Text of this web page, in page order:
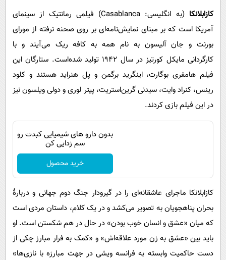
کازابلانکا (به انگلیسی: Casablanca) فیلمی رمانتیک از سینمای
آمریکا است که بر مبنای نمایش‌نامه‌ای بر روی صحنه نرفته از مورای
بورنت و جان آلیسون به نام همه به کافه ریک می‌آیند و با
کارگردانی مایکل کورتیز در سال ۱۹۴۲ تولید شده‌است. ستارگان این
فیلم هامفری بوگارت، اینگرید برگمن و پل هنراید هستند و کلود
رینس، کنراد وایت، سیدنی گرین‌استریت، پیتر لوری و دولی ویلسون نیز
در این فیلم بازی کردند.
بدون دارو های شیمیایی کبدت رو
سم زدایی کن
خرید محصول
کازابلانکا ماجرای عاشقانه‌ای را در گیرودار جنگ دوم جهانی و دربارهٔ
بحران پناهجویان به تصویر می‌کشد و در یک کلام، داستان مردی است
که میان «عشق و انسان خوب بودن» در حال در هم شکستن است. او
باید بین «عشق به زن مورد علاقه‌اش» و «کمک به فرار مبارز چکی از
دست حاکمیت وابسته به فرانسه ویشی در جهت مبارزه با نازی‌ها»